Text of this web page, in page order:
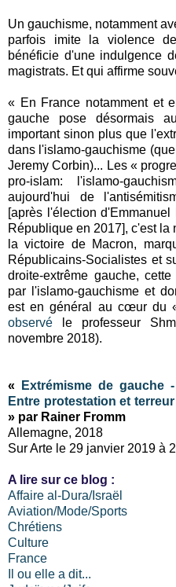
Un gauchisme, notamment
parfois imite la violence
bénéficie d'une indulgence
magistrats. Et qui affirme
« En France notamment et
gauche pose désormais
important sinon plus que
dans l'islamo-gauchisme
Jeremy Corbin)... Les «
pro-islam: l'islamo-
aujourd'hui de
[après l'élection
République en 2017], c'est
la victoire de Macron,
Républicains-Socialistes et
droite-extrême gauche,
par l'islamo-gauchisme et
est en général au cœur du
observé le professeur
novembre 2018).
«
Extrémisme de gauche -
Entre protestation et terreur
» par Rainer Fromm
Allemagne, 2018
Sur Arte le 29 janvier 2019 à
A lire sur ce blog :
Affaire al-Dura/Israël
Aviation/Mode/Sports
Chrétiens
Culture
France
Il ou elle a dit...